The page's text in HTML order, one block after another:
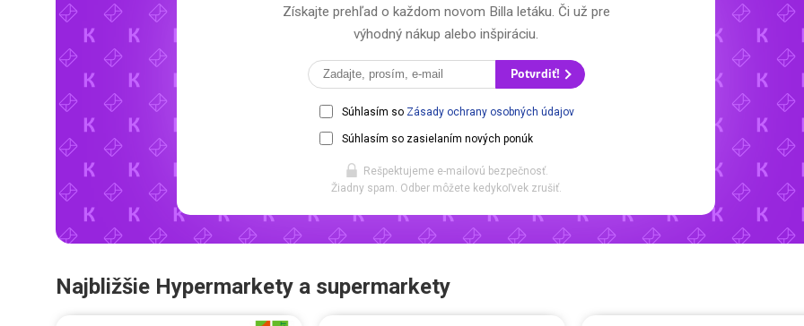
Získajte prehľad o každom novom Billa letáku. Či už pre
výhodný nákup alebo inšpiráciu.
Potvrdiť!
Súhlasím so Zásady ochrany osobných údajov
Súhlasím so zasielaním nových ponúk
Rešpektujeme e-mailovú bezpečnosť.
Žiadny spam. Odber môžete kedykoľvek zrušiť.
Najbližšie Hypermarkety a supermarkety